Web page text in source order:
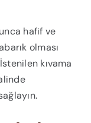
hafif ve
olması
kıvama